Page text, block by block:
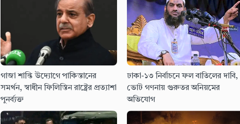
গাজা শান্তি উদ্যোগে পাকিস্তানের
সমর্থন, স্বাধীন ফিলিস্তিন রাষ্ট্রের প্রত্যাশা
পুনর্ব্যক্ত
ঢাকা-১৩ নির্বাচনে ফল বাতিলের দাবি,
ভোট গণনায় গুরুতর অনিয়মের
অভিযোগ